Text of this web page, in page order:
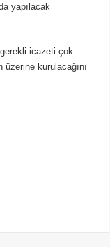
yapılacak
icazeti çok
kurulacağını